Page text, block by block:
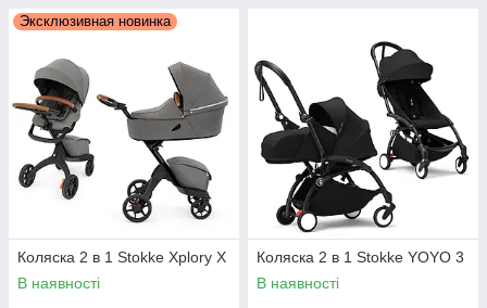
Эксклюзивная новинка
Коляска 2 в 1 Stokke Xplory X
В наявності
Коляска 2 в 1 Stokke YOYO 3
В наявності